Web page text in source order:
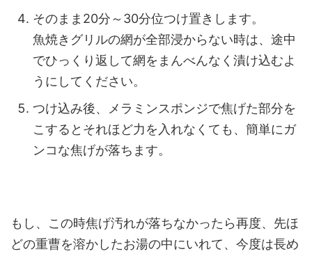
そのまま20分～30分位つけ置きします。
魚焼きグリルの網が全部浸からない時は、途中
でひっくり返して網をまんべんなく漬け込むよ
うにしてください。
つけ込み後、メラミンスポンジで焦げた部分を
こするとそれほど力を入れなくても、簡単にガ
ンコな焦げが落ちます。
もし、この時焦げ汚れが落ちなかったら再度、先ほ
どの重曹を溶かしたお湯の中にいれて、今度は長め